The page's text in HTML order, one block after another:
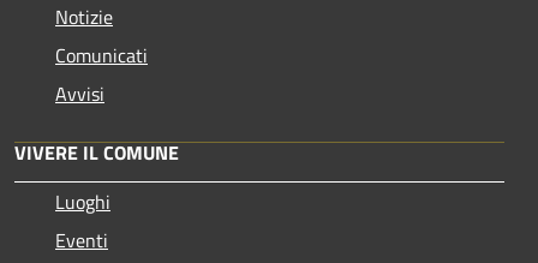
Notizie
Comunicati
Avvisi
VIVERE IL COMUNE
Luoghi
Eventi